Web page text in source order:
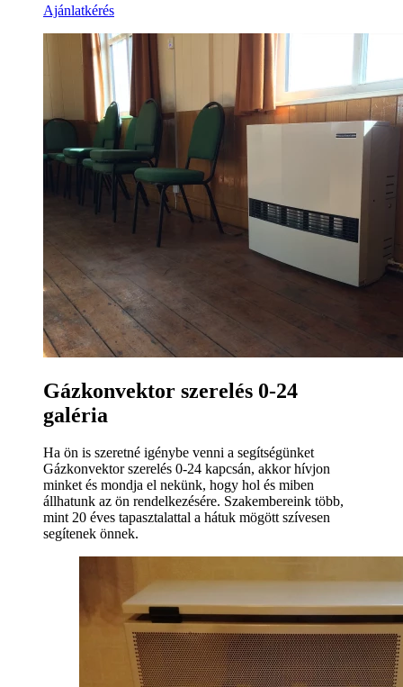
Ajánlatkérés
Gázkonvektor szerelés 0-24
galéria
Ha ön is szeretné igénybe venni a segítségünket
Gázkonvektor szerelés 0-24 kapcsán, akkor hívjon
minket és mondja el nekünk, hogy hol és miben
állhatunk az ön rendelkezésére. Szakembereink több,
mint 20 éves tapasztalattal a hátuk mögött szívesen
segítenek önnek.